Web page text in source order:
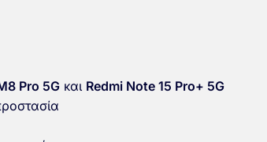
Pro 5G και Redmi Note 15 Pro+ 5G